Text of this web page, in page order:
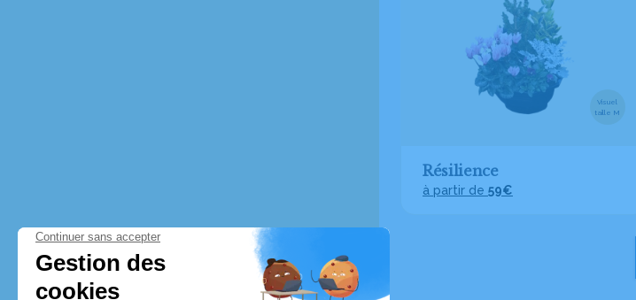
Visuel
taille M
Résilience
à partir de 59€